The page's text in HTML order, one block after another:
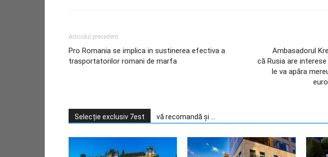
Articolul precedent
Pro Romania se implica in sustinerea efectiva a
trasportatorilor romani de marfa
Ambasadorul
că Rusia are
le va apăra
Selecție exclusiv 7est vă recomandă și ...